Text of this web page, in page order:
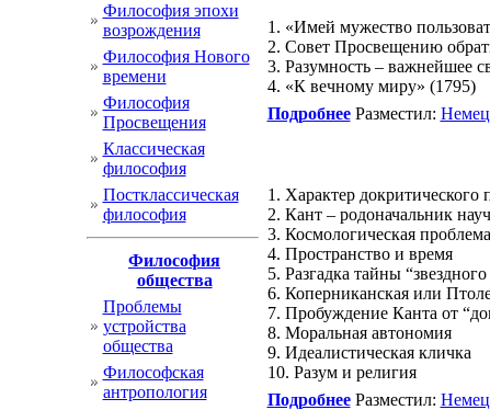
Философия эпохи
возрождения
Философия Нового
времени
Философия
Просвещения
Классическая
философия
Постклассическая
философия
Философия
общества
Проблемы
устройства
общества
Философская
антропология
1. «Имей мужество
2. Совет Просвещению
3. Разумность – важнейшее
4. «К вечному миру» (1795)
ПодробнееРазместил:
1. Характер докритического
2. Кант – родоначальник
3. Космологическая
4. Пространство и время
5. Разгадка тайны “звездного
6. Коперниканская или
7. Пробуждение Канта от
8. Моральная автономия
9. Идеалистическая кличка
10. Разум и религия
ПодробнееРазместил: